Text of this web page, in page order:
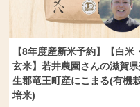
【8年度産新米予約】【白米・
玄米】若井農園さんの滋賀
生郡竜王町産にこまる(有機
培米)